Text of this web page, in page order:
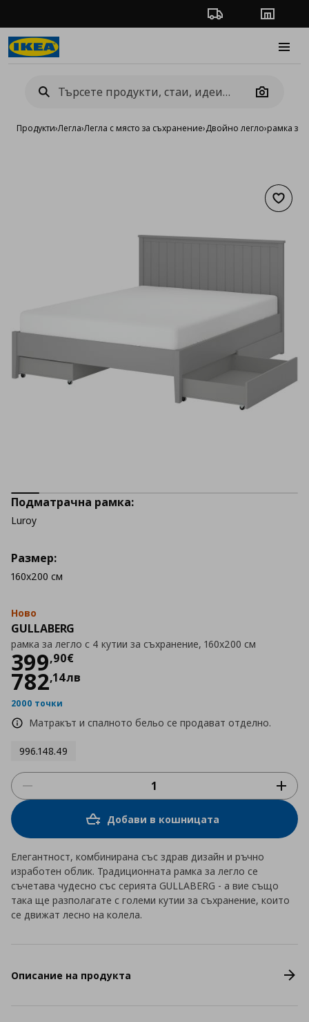
Проследяване на
Camera
Продукти›Легла›Легла с място за съхранение›Двойно легло›рамка за
Ново
GULLABERG
рамка за легло с 4 кутии за съхранение, 160x200 см
399,90€
Цена399,90 €
782,14лв
2000 точки
Матракът и спалното бельо се продават отделно.
996.148.49
Подматрачна рамка:
Luroy
Размер:
160x200 см
Добави в кошницата
Елегантност, комбинирана със здрав дизайн и ръчно
изработен облик. Традиционната рамка за легло се
съчетава чудесно със серията GULLABERG - а вие също
така ще разполагате с големи кутии за съхранение, които
се движат лесно на колела.
Описание на продукта